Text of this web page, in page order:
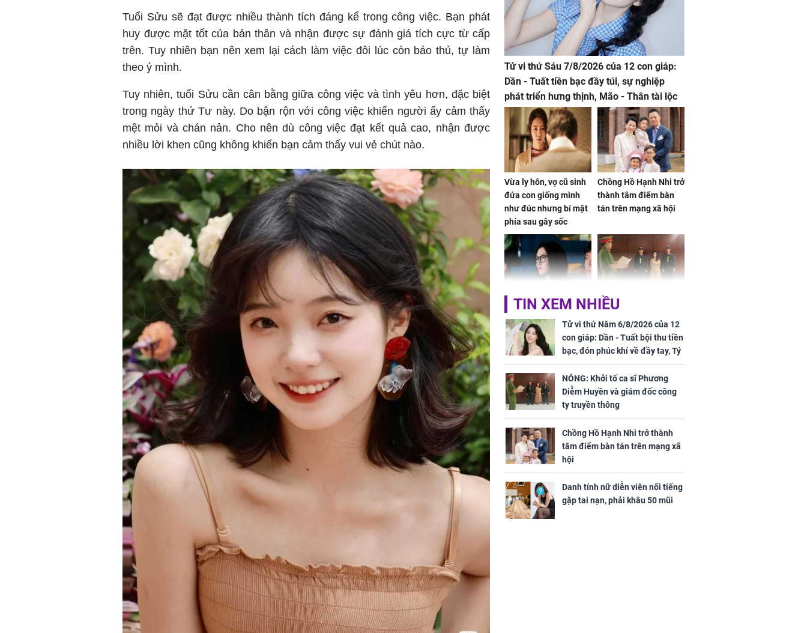
Tuổi Sửu sẽ đạt được nhiều thành tích đáng kể trong công việc. Bạn phát
huy được mặt tốt của bản thân và nhận được sự đánh giá tích cực từ cấp
trên. Tuy nhiên bạn nên xem lại cách làm việc đôi lúc còn bảo thủ, tự làm
theo ý mình.
Tuy nhiên, tuổi Sửu cần cân bằng giữa công việc và tình yêu hơn, đặc biệt
trong ngày thứ Tư này. Do bận rộn với công việc khiến người ấy cảm thấy
mệt mỏi và chán nản. Cho nên dù công việc đạt kết quả cao, nhận được
nhiều lời khen cũng không khiến bạn cảm thấy vui vẻ chút nào.
Tử vi thứ Sáu 7/8/2026 của 12 con giáp:
Dần - Tuất tiền bạc đầy túi, sự nghiệp
phát triển hưng thịnh, Mão - Thân tài lộc
ảm đạm, mọi sự khó thành công mỹ mãn
Vừa ly hôn, vợ cũ sinh
đứa con giống mình
như đúc nhưng bí mật
phía sau gây sốc
Chồng Hồ Hạnh Nhi trở
thành tâm điểm bàn
tán trên mạng xã hội
Nhan sắc ở tuổi 20 của
con gái Vương Phi sau
4 lần phẫu thuật gây
bất ngờ
NÓNG: Khởi tố ca sĩ
Phương Diễm Huyền
và giám đốc công ty
truyền thông
Danh tính nữ diễn viên
nổi tiếng gặp tai nạn,
phải khâu 50 mũi
TIN XEM NHIỀU
Tử vi thứ Năm 6/8/2026 của 12
con giáp: Dần - Tuất bội thu tiền
bạc, đón phúc khí về đầy tay, Tý
- Mão công việc khó khăn, tiền
bạc đội nón ra đi
NÓNG: Khởi tố ca sĩ Phương
Diễm Huyền và giám đốc công
ty truyền thông
Chồng Hồ Hạnh Nhi trở thành
tâm điểm bàn tán trên mạng xã
hội
Danh tính nữ diễn viên nổi tiếng
gặp tai nạn, phải khâu 50 mũi